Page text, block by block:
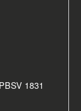
1831